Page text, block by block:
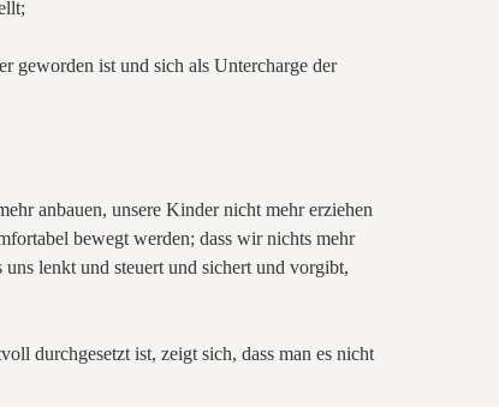
geworden ist und sich als Untercharge der
anbauen, unsere Kinder nicht mehr erziehen
bewegt werden; dass wir nichts mehr
lenkt und steuert und sichert und vorgibt,
durchgesetzt ist, zeigt sich, dass man es nicht